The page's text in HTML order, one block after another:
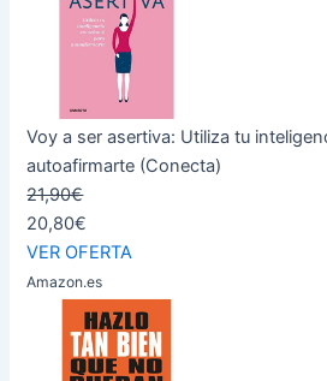
Voy a ser asertiva: Utiliza tu
autoafirmarte (Conecta)
21,90€
20,80€
VER OFERTA
Amazon.es